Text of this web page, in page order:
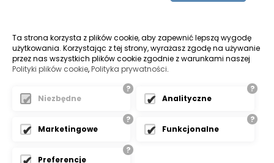
ŻYCZYMY UDANYCH ZAKUPÓW
Pozycjonowanie stron bielsko
Ta strona korzysta z plików cookie, aby zapewnić lepszą wygodę
użytkowania. Korzystając z tej strony, wyrażasz zgodę na używanie
przez nas wszystkich plików cookie zgodnie z warunkami naszej
Polityki plików cookie,Polityka prywatności.
?
Niezbędne
?
Analityczne
?
Marketingowe
?
Funkcjonalne
?
Preferencje